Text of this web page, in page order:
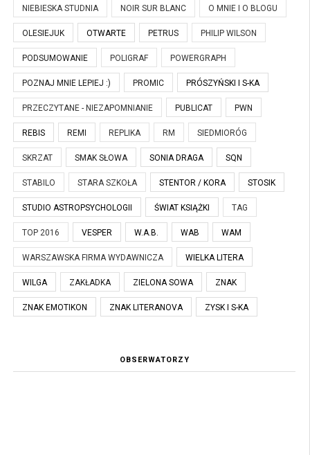
NIEBIESKA STUDNIA NOIR SUR BLANC O MNIE I O BLOGU
OLESIEJUK OTWARTE PETRUS PHILIP WILSON
PODSUMOWANIE POLIGRAF POWERGRAPH
POZNAJ MNIE LEPIEJ :) PROMIC PRÓSZYŃSKI I S-KA
PRZECZYTANE - NIEZAPOMNIANIE PUBLICAT PWN
REBIS REMI REPLIKA RM SIEDMIORÓG
SKRZAT SMAK SŁOWA SONIA DRAGA SQN
STABILO STARA SZKOŁA STENTOR / KORA STOSIK
STUDIO ASTROPSYCHOLOGII ŚWIAT KSIĄŻKI TAG
TOP 2016 VESPER W.A.B. WAB WAM
WARSZAWSKA FIRMA WYDAWNICZA WIELKA LITERA
WILGA ZAKŁADKA ZIELONA SOWA ZNAK
ZNAK EMOTIKON ZNAK LITERANOVA ZYSK I S-KA
OBSERWATORZY